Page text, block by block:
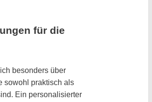
für die
besonders über
sowohl praktisch als
Ein personalisierter